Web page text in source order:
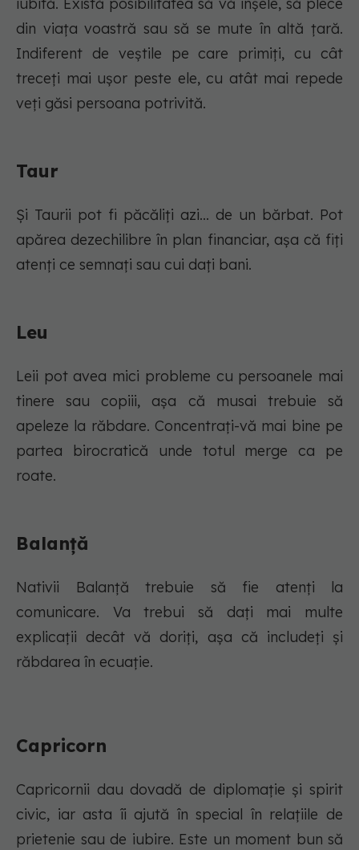
iubită. Există posibilitatea să vă înșele, să plece
din viața voastră sau să se mute în altă țară.
Indiferent de veștile pe care primiți, cu cât
treceți mai ușor peste ele, cu atât mai repede
veți găsi persoana potrivită.
Taur
Și Taurii pot fi păcăliți azi... de un bărbat. Pot
apărea dezechilibre în plan financiar, așa că fiți
atenți ce semnați sau cui dați bani.
Leu
Leii pot avea mici probleme cu persoanele mai
tinere sau copiii, așa că musai trebuie să
apeleze la răbdare. Concentrați-vă mai bine pe
partea birocratică unde totul merge ca pe
roate.
Balanță
Nativii Balanță trebuie să fie atenți la
comunicare. Va trebui să dați mai multe
explicații decât vă doriți, așa că includeți și
răbdarea în ecuație.
Capricorn
Capricornii dau dovadă de diplomație și spirit
civic, iar asta îi ajută în special în relațiile de
prietenie sau de iubire. Este un moment bun să